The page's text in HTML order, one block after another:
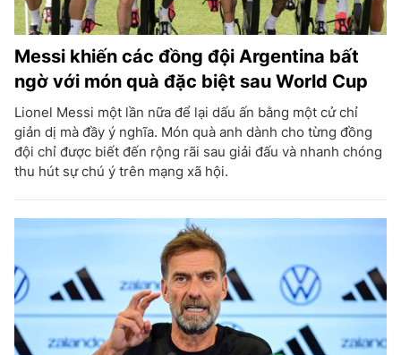
Messi khiến các đồng đội Argentina bất
ngờ với món quà đặc biệt sau World Cup
Lionel Messi một lần nữa để lại dấu ấn bằng một cử chỉ
giản dị mà đầy ý nghĩa. Món quà anh dành cho từng đồng
đội chỉ được biết đến rộng rãi sau giải đấu và nhanh chóng
thu hút sự chú ý trên mạng xã hội.